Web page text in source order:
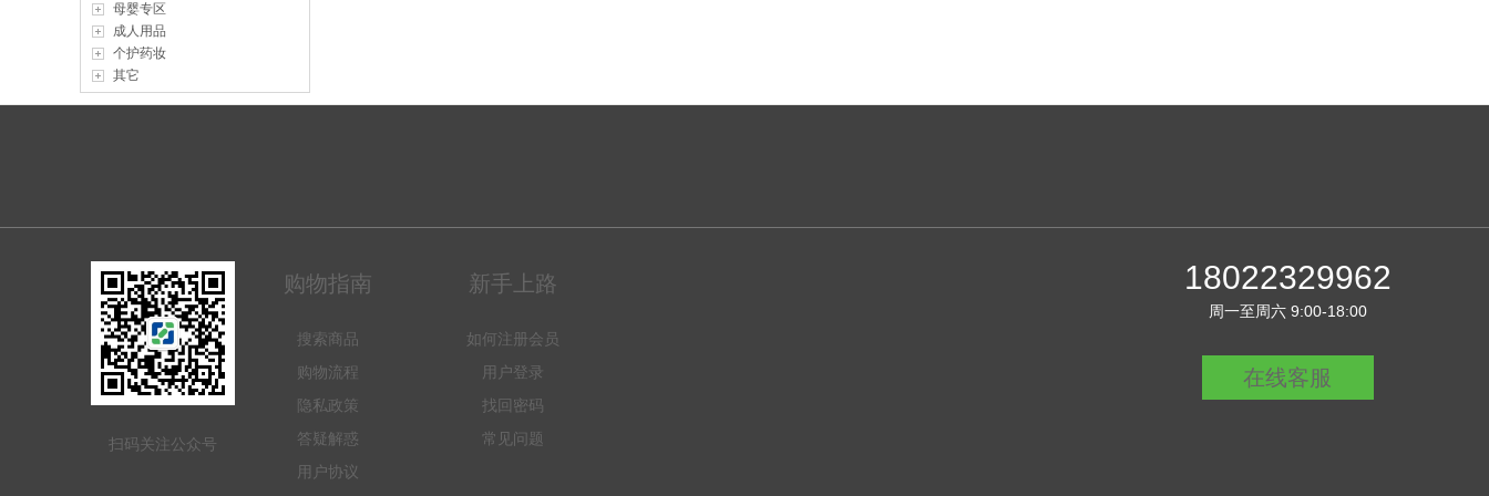
母婴专区
成人用品
个护药妆
其它
扫码关注公众号
购物指南
搜索商品
购物流程
隐私政策
答疑解惑
用户协议
新手上路
如何注册会员
用户登录
找回密码
常见问题
18022329962
周一至周六 9:00-18:00
在线客服